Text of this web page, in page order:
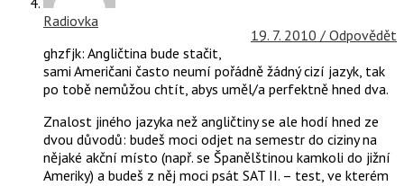
Radiovka
19. 7. 2010 / Odpovědět
ghzfjk: Angličtina bude stačit,
sami Američani často neumí pořádně žádný cizí jazyk, tak
po tobě nemůžou chtít, abys uměl/a perfektně hned dva.
Znalost jiného jazyka než angličtiny se ale hodí hned ze
dvou důvodů: budeš moci odjet na semestr do ciziny na
nějaké akční místo (např. se Španělštinou kamkoli do jižní
Ameriky) a budeš z něj moci psát SAT II. – test, ve kterém